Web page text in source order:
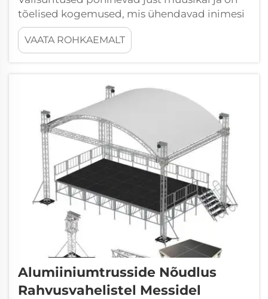
tõelised kogemused, mis ühendavad inimesi
helide, vaatamisväärsuste ja tunnetega
kokku. Hea väliskontserdilava disain. Lava
projekteerimisel väliskontserdile tuleb
VAATA ROHKAEMALT
Alumiiniumtrusside Nõudlus
Rahvusvahelistel Messidel